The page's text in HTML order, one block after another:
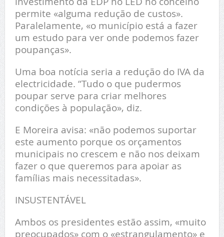
permite «alguma redução de custos».
Paralelamente, «o município está a fazer
um estudo para ver onde podemos fazer
poupanças».
Uma boa notícia seria a redução do IVA da
electricidade. “Tudo o que pudermos
poupar serve para criar melhores
condições à população», diz.
E Moreira avisa: «não podemos suportar
este aumento porque os orçamentos
municipais no crescem e não nos deixam
fazer o que queremos para apoiar as
famílias mais necessitadas».
INSUSTENTÁVEL
Ambos os presidentes estão assim, «muito
preocupados» com o «estrangulamento» e